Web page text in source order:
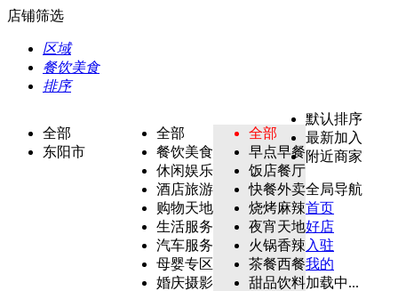
店铺筛选
区域
餐饮美食
排序
全部
东阳市
全部
餐饮美食
休闲娱乐
酒店旅游
购物天地
生活服务
汽车服务
母婴专区
婚庆摄影
全部
早点早餐
饭店餐厅
快餐外卖
烧烤麻辣
夜宵天地
火锅香辣
茶餐西餐
甜品饮料
默认排序
最新加入
附近商家
全局导航
首页
好店
入驻
我的
加载中...